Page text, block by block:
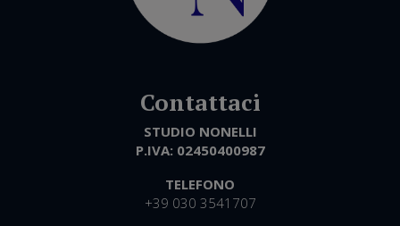
STUDIO NONELLI
P.IVA: 02450400987
TELEFONO
+39 030 3541707